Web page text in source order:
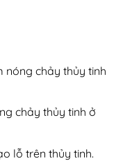
chảy thủy tinh
chảy thủy tinh ở
lỗ trên thủy tinh.